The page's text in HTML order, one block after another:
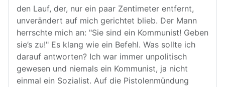
den Lauf, der, nur ein paar Zentimeter entfernt,
unverändert auf mich gerichtet blieb. Der Mann
herrschte mich an: "Sie sind ein Kommunist! Geben
sie’s zu!" Es klang wie ein Befehl. Was sollte ich
darauf antworten? Ich war immer unpolitisch
gewesen und niemals ein Kommunist, ja nicht
einmal ein Sozialist. Auf die Pistolenmündung